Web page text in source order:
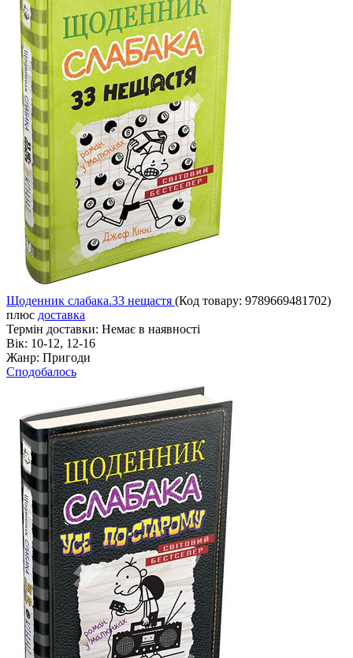
Щоденник слабака.33 нещастя (Код товару: 9789669481702)
плюс доставка
Термін доставки: Немає в наявності
Вік: 10-12, 12-16
Жанр: Пригоди
Сподобалось